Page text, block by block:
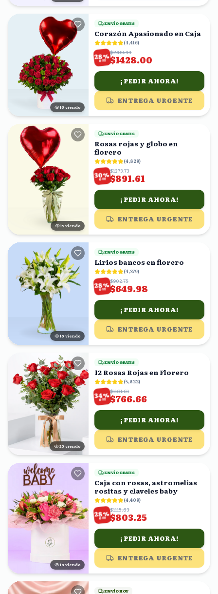
15 viendo
ENVÍO GRATIS
Corazón Apasionado en Caja
(4,416)
28%
OFF
$1983.33
$1428.00
¡PEDIR AHORA!
ENTREGA URGENTE
20 viendo
ENVÍO GRATIS
Rosas rojas y globo en
florero
(4,829)
30%
OFF
$1273.73
$891.61
¡PEDIR AHORA!
ENTREGA URGENTE
15 viendo
ENVÍO GRATIS
Lirios bancos en florero
(4,379)
28%
OFF
$902.75
$649.98
¡PEDIR AHORA!
ENTREGA URGENTE
25 viendo
ENVÍO GRATIS
12 Rosas Rojas en Florero
(5,822)
34%
OFF
$1161.61
$766.66
¡PEDIR AHORA!
ENTREGA URGENTE
19 viendo
ENVÍO GRATIS
Caja con rosas, astromelias
rositas y claveles baby
(4,409)
28%
OFF
$1115.63
$803.25
¡PEDIR AHORA!
ENTREGA URGENTE
ENVÍO HOY